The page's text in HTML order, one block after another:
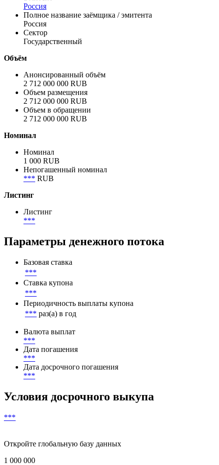
Россия
Полное название заёмщика / эмитента
Россия
Сектор
Государственный
Объём
Анонсированный объём
2 712 000 000 RUB
Объем размещения
2 712 000 000 RUB
Объем в обращении
2 712 000 000 RUB
Номинал
Номинал
1 000 RUB
Непогашенный номинал
*** RUB
Листинг
Листинг
***
Параметры денежного потока
Базовая ставка
***
Ставка купона
***
Периодичность выплаты купона
*** раз(а) в год
Валюта выплат
***
Дата погашения
***
Дата досрочного погашения
***
Условия досрочного выкупа
***
Откройте глобальную базу данных
1 000 000